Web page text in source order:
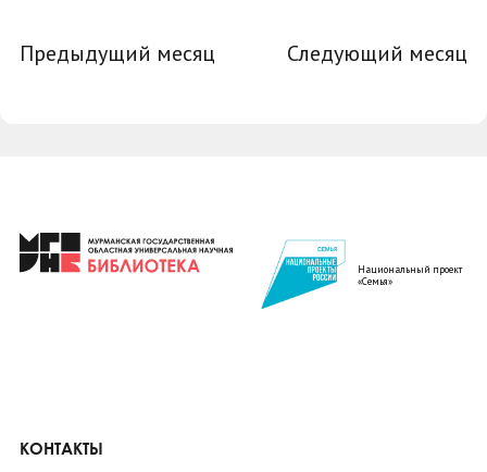
Предыдущий месяц Следующий месяц
Национальный проект
«Семья»
КОНТАКТЫ